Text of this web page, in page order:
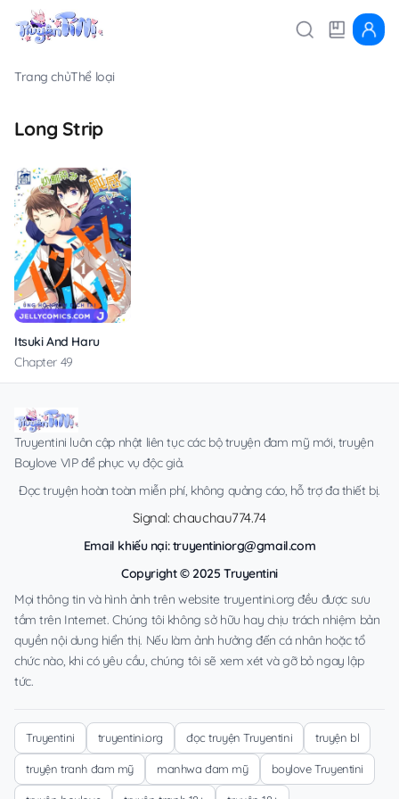
Trang chủThể loại
Long Strip
Itsuki And Haru
Chapter 49
Truyentini luôn cập nhật liên tục các bộ truyện đam mỹ mới, truyện
Boylove VIP để phục vụ độc giả.
Đọc truyện hoàn toàn miễn phí, không quảng cáo, hỗ trợ đa thiết bị.
Signal: chauchau774.74
Email khiếu nại:truyentiniorg@gmail.com
Copyright © 2025 Truyentini
Mọi thông tin và hình ảnh trên website truyentini.org đều được sưu
tầm trên Internet. Chúng tôi không sở hữu hay chịu trách nhiệm bản
quyền nội dung hiển thị. Nếu làm ảnh hưởng đến cá nhân hoặc tổ
chức nào, khi có yêu cầu, chúng tôi sẽ xem xét và gỡ bỏ ngay lập
tức.
Truyentini truyentini.org đọc truyện Truyentini truyện bl
truyện tranh đam mỹ manhwa đam mỹ boylove Truyentini